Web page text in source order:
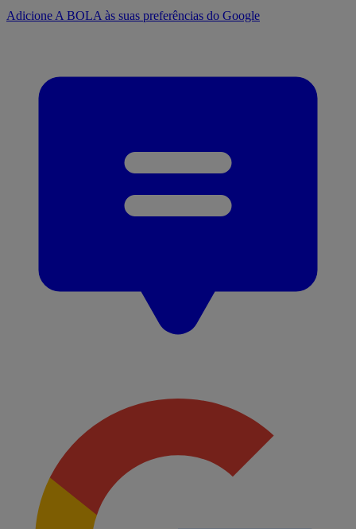
Adicione A BOLA às suas preferências do Google